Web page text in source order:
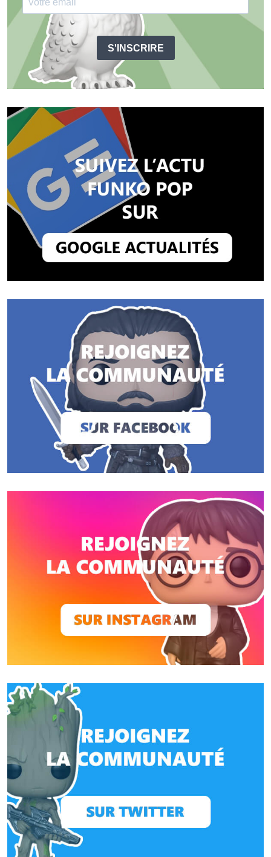
S'INSCRIRE